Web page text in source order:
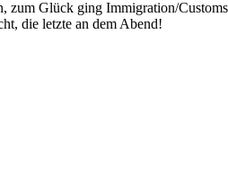
zum Glück ging Immigration/
die letzte an dem Abend!